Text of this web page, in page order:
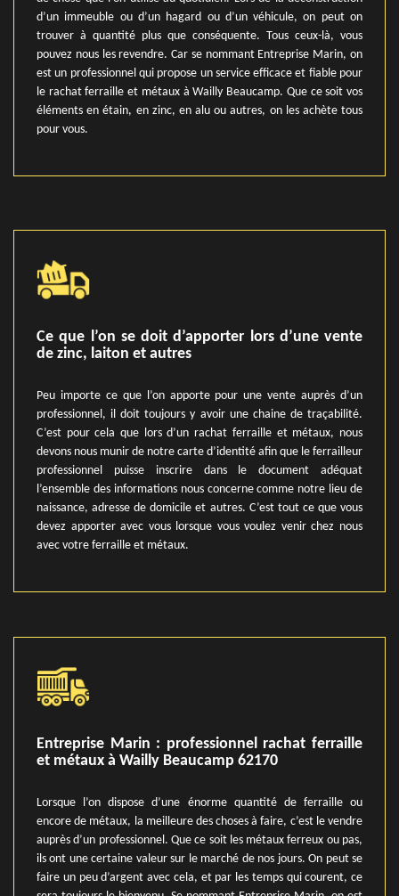
d’un immeuble ou d’un hagard ou d’un véhicule, on peut on
trouver à quantité plus que conséquente. Tous ceux-là, vous
pouvez nous les revendre. Car se nommant Entreprise Marin, on
est un professionnel qui propose un service efficace et fiable pour
le rachat ferraille et métaux à Wailly Beaucamp. Que ce soit vos
éléments en étain, en zinc, en alu ou autres, on les achète tous
pour vous.
Ce que l’on se doit d’apporter lors d’une vente
de zinc, laiton et autres
Peu importe ce que l’on apporte pour une vente auprès d’un
professionnel, il doit toujours y avoir une chaine de traçabilité.
C’est pour cela que lors d’un rachat ferraille et métaux, nous
devons nous munir de notre carte d’identité afin que le ferrailleur
professionnel puisse inscrire dans le document adéquat
l’ensemble des informations nous concerne comme notre lieu de
naissance, adresse de domicile et autres. C’est tout ce que vous
devez apporter avec vous lorsque vous voulez venir chez nous
avec votre ferraille et métaux.
Entreprise Marin : professionnel rachat ferraille
et métaux à Wailly Beaucamp 62170
Lorsque l’on dispose d’une énorme quantité de ferraille ou
encore de métaux, la meilleure des choses à faire, c’est le vendre
auprès d’un professionnel. Que ce soit les métaux ferreux ou pas,
ils ont une certaine valeur sur le marché de nos jours. On peut se
faire un peu d’argent avec cela, et par les temps qui courent, ce